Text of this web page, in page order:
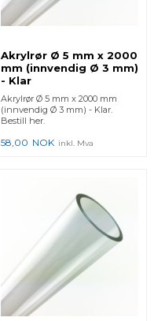
Akrylrør Ø 5 mm x 2000
mm (innvendig Ø 3 mm)
- Klar
Akrylrør Ø 5 mm x 2000 mm
(innvendig Ø 3 mm) - Klar.
Bestill her.
58,00 NOK inkl. Mva